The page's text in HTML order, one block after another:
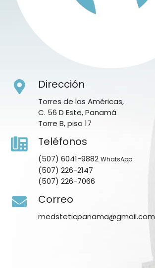
Dirección
Torres de las Américas,
C. 56 D Este, Panamá
Torre B, piso 17
Teléfonos
(507) 6041-9882 WhatsApp
(507) 226-2147
(507) 226-7066
Correo
medsteticpanama@gmail.com